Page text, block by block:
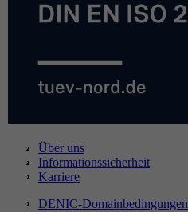
Über uns
Informationssicherheit
Karriere
DENIC-Domainbedingungen